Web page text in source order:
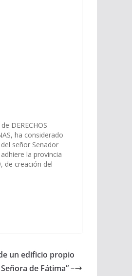
DERECHOS
ha considerado
señor Senador
la provincia
de creación del
Derechos…
un edificio propio
de Fátima” –